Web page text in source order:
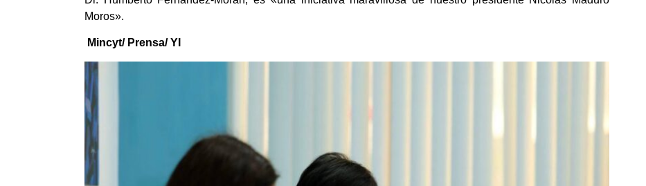
Moros».
Mincyt/ Prensa/ YI